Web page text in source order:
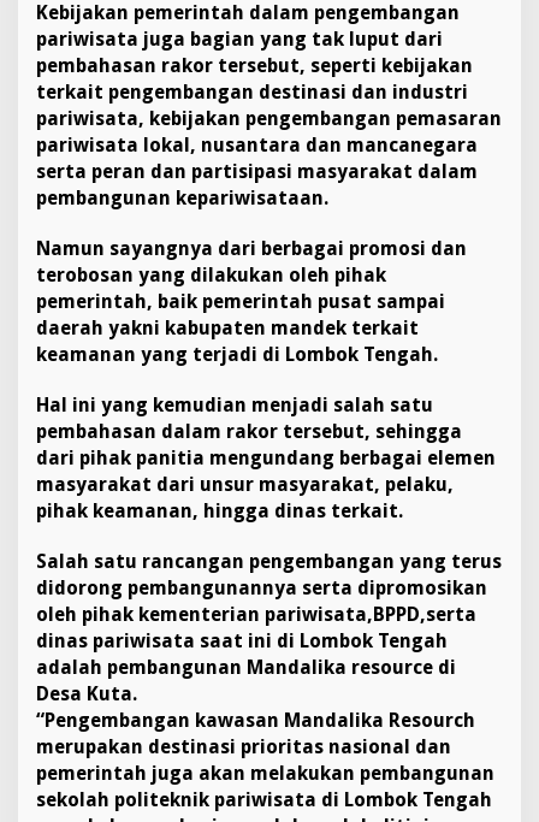
Kebijakan pemerintah dalam pengembangan
pariwisata juga bagian yang tak luput dari
pembahasan rakor tersebut, seperti kebijakan
terkait pengembangan destinasi dan industri
pariwisata, kebijakan pengembangan pemasaran
pariwisata lokal, nusantara dan mancanegara
serta peran dan partisipasi masyarakat dalam
pembangunan kepariwisataan.
Namun sayangnya dari berbagai promosi dan
terobosan yang dilakukan oleh pihak
pemerintah, baik pemerintah pusat sampai
daerah yakni kabupaten mandek terkait
keamanan yang terjadi di Lombok Tengah.
Hal ini yang kemudian menjadi salah satu
pembahasan dalam rakor tersebut, sehingga
dari pihak panitia mengundang berbagai elemen
masyarakat dari unsur masyarakat, pelaku,
pihak keamanan, hingga dinas terkait.
Salah satu rancangan pengembangan yang terus
didorong pembangunannya serta dipromosikan
oleh pihak kementerian pariwisata,BPPD,serta
dinas pariwisata saat ini di Lombok Tengah
adalah pembangunan Mandalika resource di
Desa Kuta.
“Pengembangan kawasan Mandalika Resourch
merupakan destinasi prioritas nasional dan
pemerintah juga akan melakukan pembangunan
sekolah politeknik pariwisata di Lombok Tengah